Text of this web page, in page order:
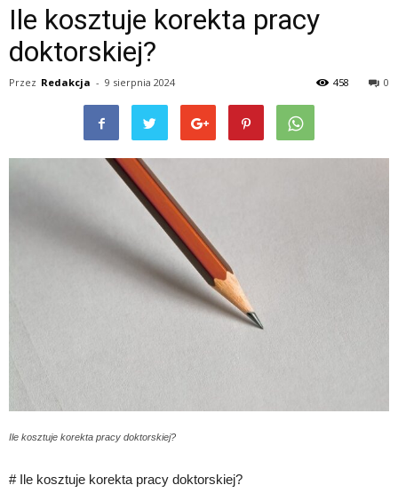
Ile kosztuje korekta pracy
doktorskiej?
Przez Redakcja - 9 sierpnia 2024 0
458
Ile kosztuje korekta pracy doktorskiej?
# Ile kosztuje korekta pracy doktorskiej?